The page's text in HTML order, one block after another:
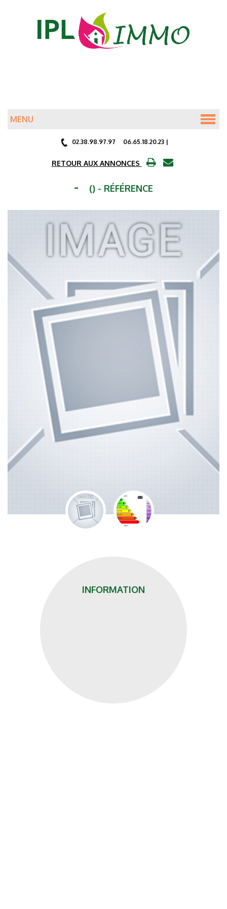
MENU
ANNONCES
SERVICE VENTE
NOS PARTENAIRES
NOS AVANTAGES
02.38.98.97.97 06.65.18.20.23 |
RETOUR AUX ANNONCES
- () - RÉFÉRENCE
INFORMATION